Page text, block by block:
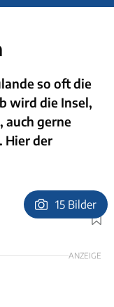
so oft die
wird die Insel,
auch gerne
Hier der
Stefan Sobotta,
15 Bilder
ANZEIGE